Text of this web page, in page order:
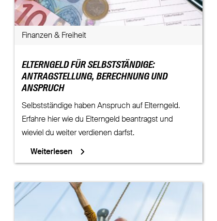
Finanzen & Freiheit
ELTERNGELD FÜR SELBSTSTÄNDIGE:
ANTRAGSTELLUNG, BERECHNUNG UND
ANSPRUCH
Selbstständige haben Anspruch auf Elterngeld.
Erfahre hier wie du Elterngeld beantragst und
wieviel du weiter verdienen darfst.
Weiterlesen